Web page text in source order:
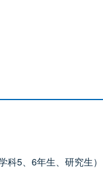
5、6年生、研究生）